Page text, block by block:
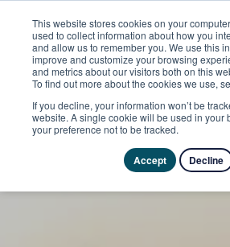
This website stores cookies on your
used to collect information about how you
and allow us to remember you. We use this
improve and customize your browsing
and metrics about our visitors both on this
To find out more about the cookies we use,
If you decline, your information won’t be
website. A single cookie will be used in your
your preference not to be tracked.
Accept Decline